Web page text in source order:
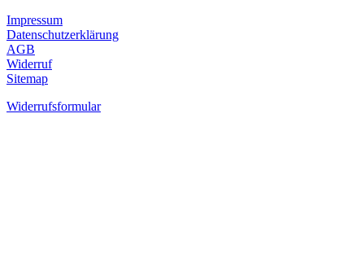
Impressum
Datenschutzerklärung
AGB
Widerruf
Sitemap
Widerrufsformular